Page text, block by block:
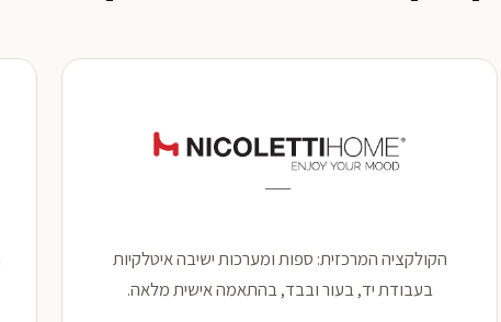
הקולקציה המרכזית: ספות ומערכות ישיבה איטלקיות
בעבודת יד, בעור ובבד, בהתאמה אישית מלאה.